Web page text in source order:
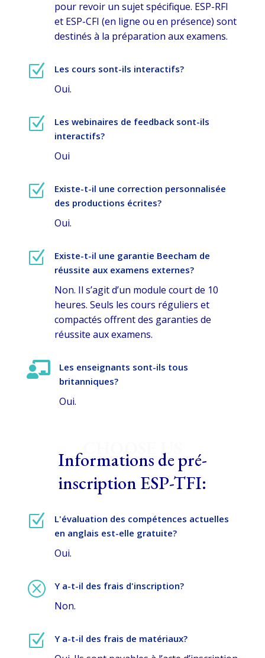
pour revoir un sujet spécifique. ESP-RFI
et ESP-CFI (en ligne ou en présence) sont
destinés à la préparation aux examens.
Z Les cours sont-ils interactifs?
Oui.
Z
Les webinaires de feedback sont-ils
interactifs?
Oui
Z
Existe-t-il une correction personnalisée
des productions écrites?
Oui.
Z
Existe-t-il une garantie Beecham de
réussite aux examens externes?
Non. Il s’agit d’un module court de 10
heures. Seuls les cours réguliers et
compactés offrent des garanties de
réussite aux examens.

Les enseignants sont-ils tous
britanniques?
Oui.
CHOOSE US
Informations de pré-
inscription ESP-TFI:
Z
L'évaluation des compétences actuelles
en anglais est-elle gratuite?
Oui.
Q Y a-t-il des frais d'inscription?
Non.
Z Y a-t-il des frais de matériaux?